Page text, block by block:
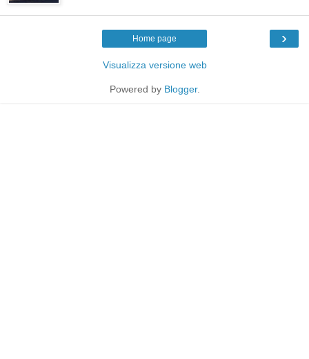
›
Home page
Visualizza versione web
Powered by Blogger.